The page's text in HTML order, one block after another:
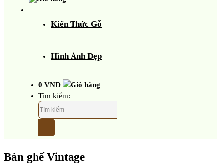
Kiến Thức Gỗ
Hình Ảnh Đẹp
0 VNĐ
Tìm kiếm:
Bàn ghế Vintage